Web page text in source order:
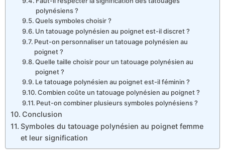
polynésiens ?
Quels symboles choisir ?
Un tatouage polynésien au poignet est-il discret ?
Peut-on personnaliser un tatouage polynésien au
poignet ?
Quelle taille choisir pour un tatouage polynésien au
poignet ?
Le tatouage polynésien au poignet est-il féminin ?
Combien coûte un tatouage polynésien au poignet ?
Peut-on combiner plusieurs symboles polynésiens ?
Conclusion
Symboles du tatouage polynésien au poignet femme
et leur signification